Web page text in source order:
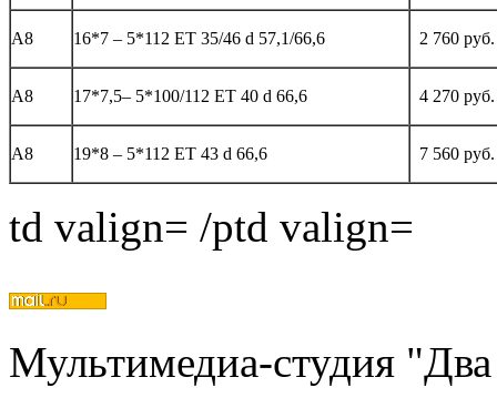
А8 16*7 – 5*112 ЕТ 35/46 d 57,1/66,6 2 760 руб.
А8 17*7,5– 5*100/112 ЕТ 40 d 66,6 4 270 руб.
А8 19*8 – 5*112 ЕТ 43 d 66,6 7 560 руб.
td valign= /ptd valign=
Мультимедиа-студия